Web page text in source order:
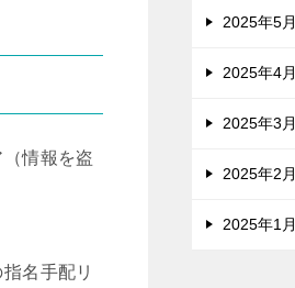
情報を盗
名手配リ
2025年5月
2025年4月
2025年3月
2025年2月
2025年1月